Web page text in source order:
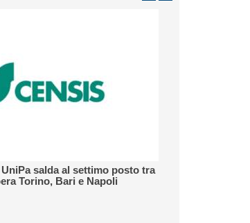
di grande Ateneo pubblico del
e di punto di riferimento nel
Mediterraneo
»
salda al settimo posto tra
Torino, Bari e Napoli